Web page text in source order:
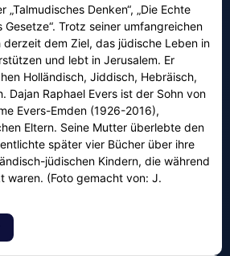
Denken“, „Die Echte
Gesetze“. Trotz seiner umfangreichen
dem Ziel, das jüdische Leben in
und lebt in Jerusalem. Er
Holländisch, Jiddisch, Hebräisch,
Dajan Raphael Evers ist der Sohn von
Evers-Emden (1926-2016),
Eltern. Seine Mutter überlebte den
später vier Bücher über ihre
jüdischen Kindern, die während
waren. (Foto gemacht von: J.